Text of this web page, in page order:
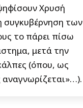
Χρυσή
συγκυβέρνηση των
το πάρει πίσω
μετά την
(όπου, ως